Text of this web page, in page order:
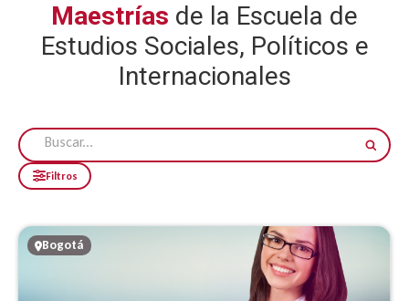
Maestrías de la Escuela de
Estudios Sociales, Políticos e
Internacionales
Filtros
Bogotá